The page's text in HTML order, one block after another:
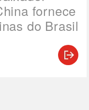
fornece
do Brasil